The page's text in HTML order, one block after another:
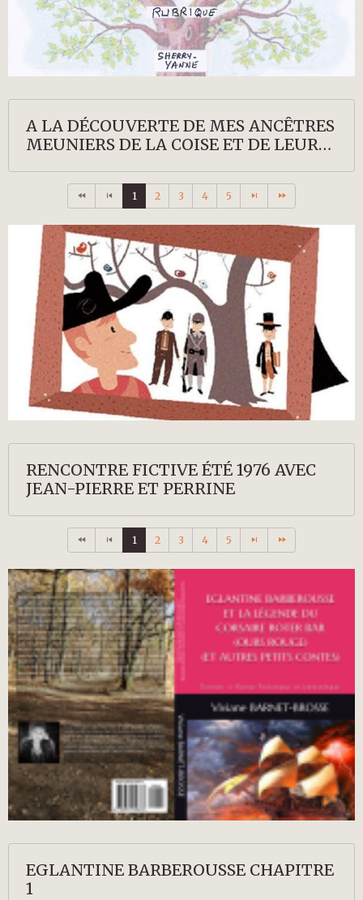
A LA DÉCOUVERTE DE MES ANCÊTRES
MEUNIERS DE LA COISE ET DE LEURS
1 2 3 4 5
RENCONTRE FICTIVE ÉTÉ 1976 AVEC
JEAN-PIERRE ET PERRINE
1 2 3 4 5
EGLANTINE BARBEROUSSE CHAPITRE
1